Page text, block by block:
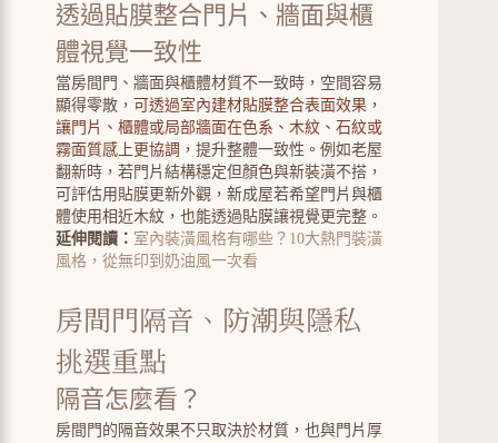
透過貼膜整合門片、牆面與櫃
體視覺一致性
當房間門、牆面與櫃體材質不一致時，空間容易
顯得零散， 可透過室內建材貼膜整合表面效果，
讓門片、櫃體或局部牆面在色系、木紋、石紋或
霧面質感上更協調 ，提升整體一致性。例如老屋
翻新時，若門片結構穩定但顏色與新裝潢不搭，
可評估用貼膜更新外觀，新成屋若希望門片與櫃
體使用相近木紋，也能透過貼膜讓視覺更完整。
延伸閱讀： 室內裝潢風格有哪些？10大熱門裝潢
風格，從無印到奶油風一次看
房間門隔音、防潮與隱私
挑選重點
隔音怎麼看？
房間門的隔音效果不只取決於材質，也與門片厚